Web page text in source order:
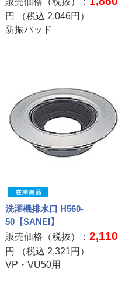
円 （税込 2,046円）
防振パッド
洗濯機排水口 H560-
50【SANEI】
販売価格（税抜）： 2,110
円 （税込 2,321円）
VP・VU50用